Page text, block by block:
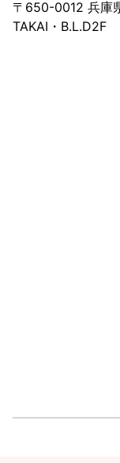
〒650-0012 兵庫
TAKAI・B.L.D2F